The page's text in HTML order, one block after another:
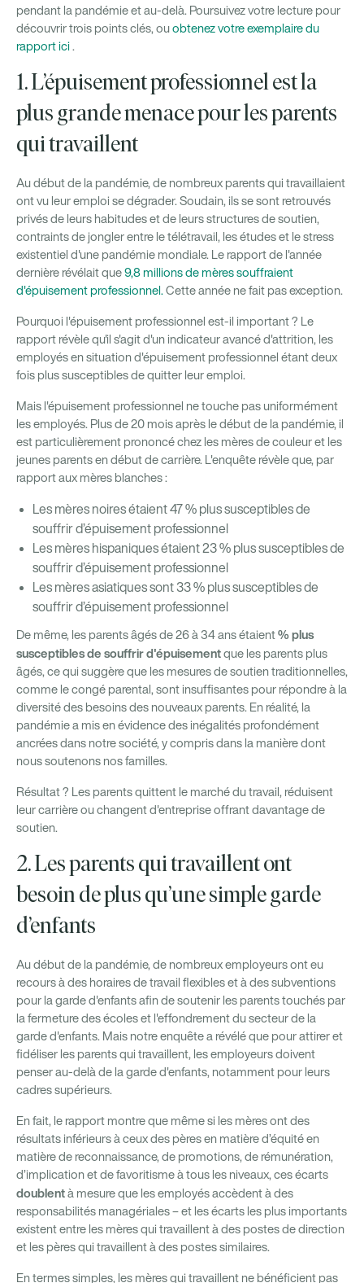
pendant la pandémie et au-delà. Poursuivez votre lecture pour
découvrir trois points clés, ouobtenez votre exemplaire du
rapport ici.
1. L’épuisement professionnel est la
plus grande menace pour les parents
qui travaillent
Au début de la pandémie, de nombreux parents qui travaillaient
ont vu leur emploi se dégrader. Soudain, ils se sont retrouvés
privés de leurs habitudes et de leurs structures de soutien,
contraints de jongler entre le télétravail, les études et le stress
existentiel d'une pandémie mondiale. Le rapport de l'année
dernière révélait que9,8 millions de mères souffraient
d'épuisement professionnel. Cette année ne fait pas exception.
Pourquoi l'épuisement professionnel est-il important ? Le
rapport révèle qu'il s'agit d'un indicateur avancé d'attrition, les
employés en situation d'épuisement professionnel étant deux
fois plus susceptibles de quitter leur emploi.
Mais l'épuisement professionnel ne touche pas uniformément
les employés. Plus de 20 mois après le début de la pandémie, il
est particulièrement prononcé chez les mères de couleur et les
jeunes parents en début de carrière. L'enquête révèle que, par
rapport aux mères blanches :
Les mères noires étaient 47 % plus susceptibles de
souffrir d’épuisement professionnel
Les mères hispaniques étaient 23 % plus susceptibles de
souffrir d’épuisement professionnel
Les mères asiatiques sont 33 % plus susceptibles de
souffrir d’épuisement professionnel
De même, les parents âgés de 26 à 34 ans étaient% plus
susceptibles de souffrir d'épuisementque les parents plus
âgés, ce qui suggère que les mesures de soutien traditionnelles,
comme le congé parental, sont insuffisantes pour répondre à la
diversité des besoins des nouveaux parents. En réalité, la
pandémie a mis en évidence des inégalités profondément
ancrées dans notre société, y compris dans la manière dont
nous soutenons nos familles.
Résultat ? Les parents quittent le marché du travail, réduisent
leur carrière ou changent d'entreprise offrant davantage de
soutien.
2. Les parents qui travaillent ont
besoin de plus qu’une simple garde
d’enfants
Au début de la pandémie, de nombreux employeurs ont eu
recours à des horaires de travail flexibles et à des subventions
pour la garde d'enfants afin de soutenir les parents touchés par
la fermeture des écoles et l'effondrement du secteur de la
garde d'enfants. Mais notre enquête a révélé que pour attirer et
fidéliser les parents qui travaillent, les employeurs doivent
penser au-delà de la garde d'enfants, notamment pour leurs
cadres supérieurs.
En fait, le rapport montre que même si les mères ont des
résultats inférieurs à ceux des pères en matière d’équité en
matière de reconnaissance, de promotions, de rémunération,
d’implication et de favoritisme à tous les niveaux, ces écarts
doublentà mesure que les employés accèdent à des
responsabilités managériales – et les écarts les plus importants
existent entre les mères qui travaillent à des postes de direction
et les pères qui travaillent à des postes similaires.
En termes simples, les mères qui travaillent ne bénéficient pas